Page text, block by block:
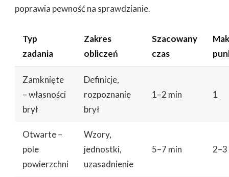
poprawia pewność na sprawdzianie.
Typ
zadania
Zakres
obliczeń
Szacowany
czas
Zamknięte
– własności
brył
Definicje,
rozpoznanie
brył
1–2 min 1
Otwarte –
pole
powierzchni
Wzory,
jednostki,
uzasadnienie
5–7 min 2–3